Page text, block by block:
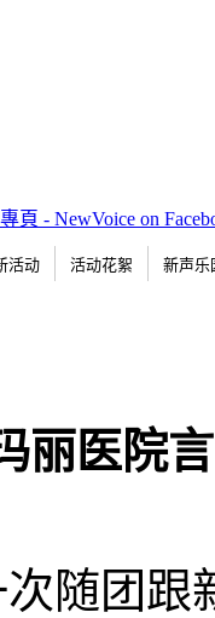
活动 活动花絮 新声乐
丽医院
随团跟